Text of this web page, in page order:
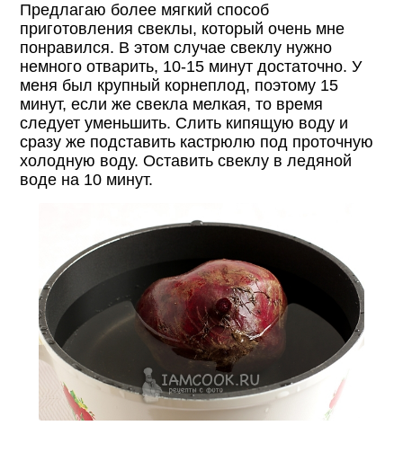
Предлагаю более мягкий способ
приготовления свеклы, который очень мне
понравился. В этом случае свеклу нужно
немного отварить, 10-15 минут достаточно. У
меня был крупный корнеплод, поэтому 15
минут, если же свекла мелкая, то время
следует уменьшить. Слить кипящую воду и
сразу же подставить кастрюлю под проточную
холодную воду. Оставить свеклу в ледяной
воде на 10 минут.